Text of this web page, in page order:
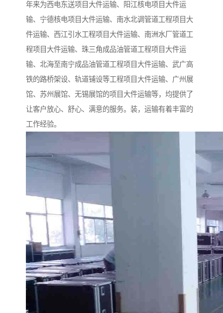
年来为西电东送项目大件运输、阳江核电项目大件运
输、宁德核电项目大件运输、南水北调管道工程项目大
件运输、西江引水工程项目大件运输、南洲水厂管道工
程项目大件运输、珠三角成品油管道工程项目大件运
输、北海至南宁成品油管道工程项目大件运输、武广高
铁的路桥架设、轨道铺设等工程项目大件运输、广州展
馆、苏州展馆、无锡展馆的项目大件运输等，均提供了
让客户放心、舒心、满意的服务。装，运输有着丰富的
工作经验。